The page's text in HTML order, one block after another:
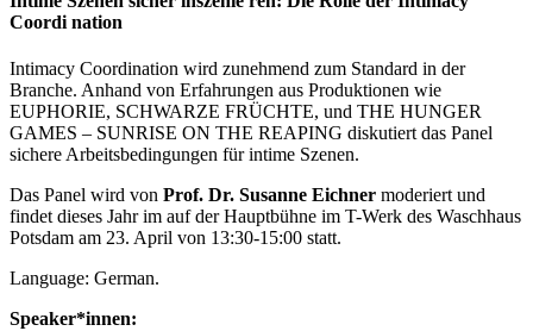
Coordi nation
Intimacy Coordination wird zunehmend zum Standard in der
Branche. Anhand von Erfahrungen aus Produktionen wie
EUPHORIE, SCHWARZE FRÜCHTE, und THE HUNGER
GAMES – SUNRISE ON THE REAPING diskutiert das Panel
sichere Arbeitsbedingungen für intime Szenen.
Das Panel wird von Prof. Dr. Susanne Eichner moderiert und
findet dieses Jahr im auf der Hauptbühne im T-Werk des Waschhaus
Potsdam am 23. April von 13:30-15:00 statt.
Language: German.
Speaker*innen: